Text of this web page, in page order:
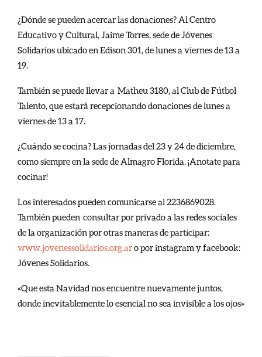
¿Dónde se pueden acercar las donaciones? Al Centro
Educativo y Cultural, Jaime Torres, sede de Jóvenes
Solidarios ubicado en Edison 301, de lunes a viernes de 13 a
19.
También se puede llevar a Matheu 3180, al Club de Fútbol
Talento, que estará recepcionando donaciones de lunes a
viernes de 13 a 17.
¿Cuándo se cocina? Las jornadas del 23 y 24 de diciembre,
como siempre en la sede de Almagro Florida. ¡Anotate para
cocinar!
Los interesados pueden comunicarse al 2236869028.
También pueden consultar por privado a las redes sociales
de la organización por otras maneras de participar:
www.jovenessolidarios.org.aro por instagram y facebook:
Jóvenes Solidarios.
«Que esta Navidad nos encuentre nuevamente juntos,
donde inevitablemente lo esencial no sea invisible a los ojos»